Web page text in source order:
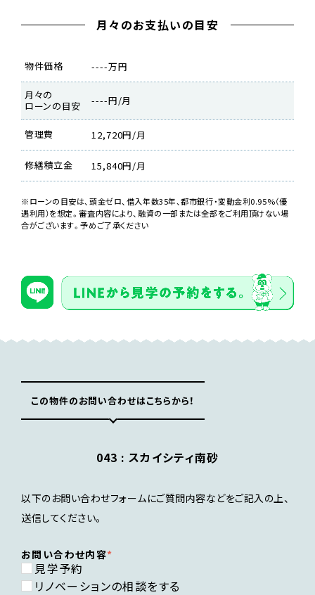
三人掛けソファーを置いてもまだまだゆとりがあります。
月々のお支払いの目安
物件価格 ----万円
月々の
ローンの目安
----円/月
管理費 12,720円/月
修繕積立金 15,840円/月
※ローンの目安は、頭金ゼロ、借入年数35年、都市銀行・変動金利0.95%（優
遇利用）を想定。審査内容により、融資の一部または全部をご利用頂けない場
合がございます。予めご了承ください
この物件のお問い合わせはこちらから！
043 :スカイシティ南砂
以下のお問い合わせフォームにご質問内容などをご記入の上、
送信してください。
お問い合わせ内容
見学予約
リノベーションの相談をする